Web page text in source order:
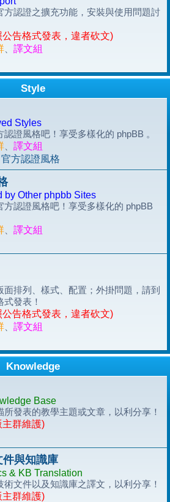
方認證之擴充功能，安裝與使用問題討
告格式發表，違者砍文)
譯文組
Style
Styles
證風格吧！享受多樣化的 phpBB 。
譯文組
官方認證風格
by Other phpbb Sites
方認證風格吧！享受多樣化的 phpBB
譯文組
面排列、樣式、配置；外掛問題，請到
發表！
告格式發表，違者砍文)
譯文組
Knowledge
Base
發表的教學主題或文章，以利分享！
主群維護)
與知識庫
& KB Translation
文件以及知識庫之譯文，以利分享！
主群維護)